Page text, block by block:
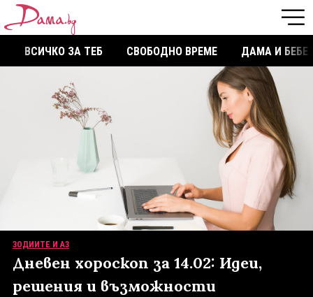
ВСИЧКО ЗА ТЕБ СВОБОДНО ВРЕМЕ ДАМА И БЕБЕ
ЗОДИИТЕ И АЗ
Дневен хороскоп за 14.02: Идеи,
решения и възможности